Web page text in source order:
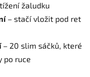
žaludku
– stačí vložit pod ret
– 20 slim sáčků, které
po ruce